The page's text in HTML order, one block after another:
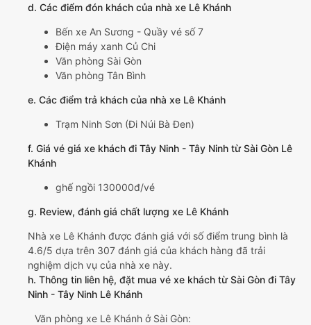
d. Các điểm đón khách của nhà xe Lê Khánh
Bến xe An Sương - Quầy vé số 7
Điện máy xanh Củ Chi
Văn phòng Sài Gòn
Văn phòng Tân Bình
e. Các điểm trả khách của nhà xe Lê Khánh
Trạm Ninh Sơn (Đi Núi Bà Đen)
f. Giá vé giá xe khách đi Tây Ninh - Tây Ninh từ Sài Gòn Lê
Khánh
ghế ngồi 130000đ/vé
g. Review, đánh giá chất lượng xe Lê Khánh
Nhà xe Lê Khánh được đánh giá với số điểm trung bình là
4.6/5 dựa trên 307 đánh giá của khách hàng đã trải
nghiệm dịch vụ của nhà xe này.
h. Thông tin liên hệ, đặt mua vé xe khách từ Sài Gòn đi Tây
Ninh - Tây Ninh Lê Khánh
Văn phòng xe Lê Khánh ở Sài Gòn: